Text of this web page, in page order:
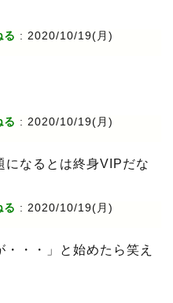
る : 2020/10/19(月)
る : 2020/10/19(月)
になるとは終身VIPだな
る : 2020/10/19(月)
・・」と始めたら笑え